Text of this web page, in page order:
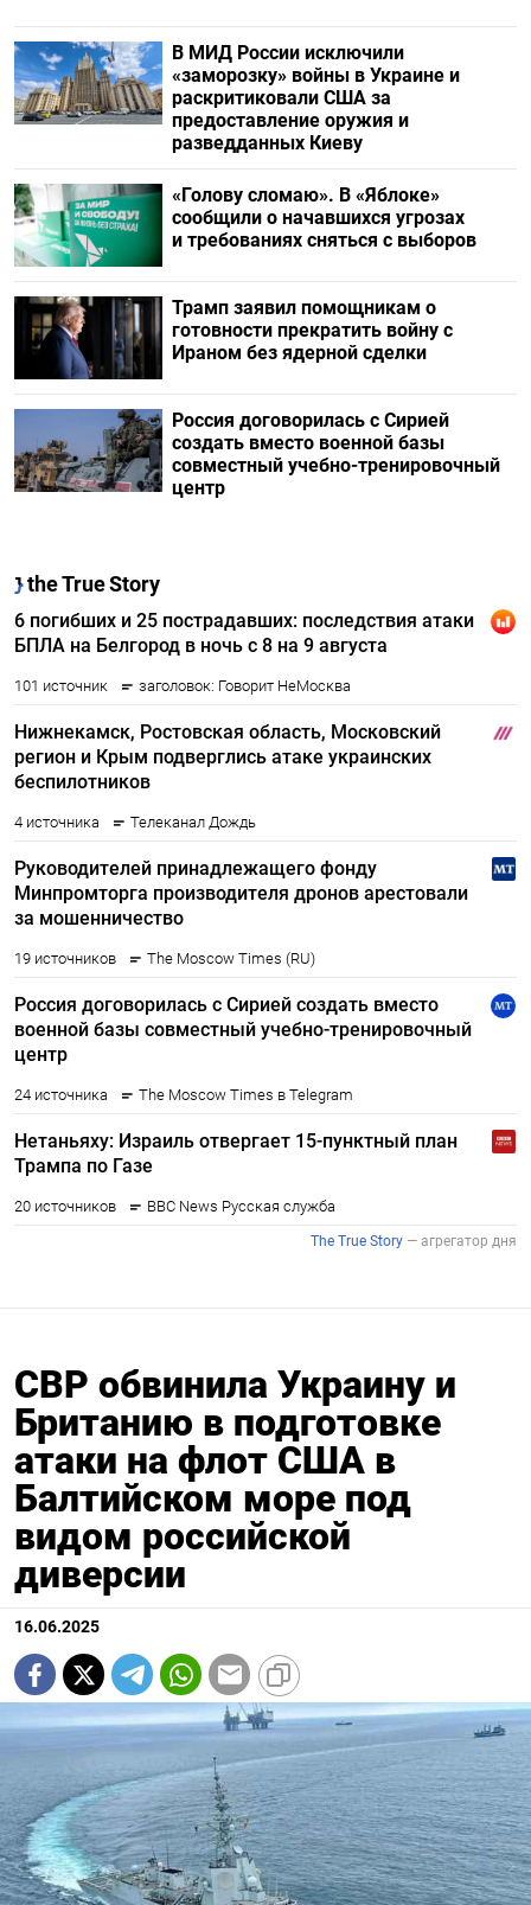
В МИД России исключили
«заморозку» войны в Украине и
раскритиковали США за
предоставление оружия и
разведданных Киеву
«Голову сломаю». В «Яблоке»
сообщили о начавшихся угрозах
и требованиях сняться с выборов
Трамп заявил помощникам о
готовности прекратить войну с
Ираном без ядерной сделки
Россия договорилась с Сирией
создать вместо военной базы
совместный учебно-тренировочный
центр
СВР обвинила Украину и
Британию в подготовке
атаки на флот США в
Балтийском море под
видом российской
диверсии
16.06.2025